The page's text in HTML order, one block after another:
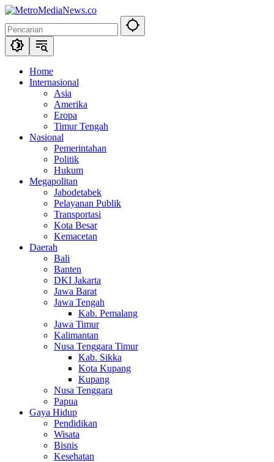
Langsung
konten
Home
Internasional
Asia
Amerika
Eropa
Timur Tengah
Nasional
Pemerintahan
Politik
Hukum
Megapolitan
Jabodetabek
Pelayanan Publik
Transportasi
Kota Besar
Kemacetan
Daerah
Bali
Banten
DKI Jakarta
Jawa Barat
Jawa Tengah
Kab. Pemalang
Jawa Timur
Kalimantan
Nusa Tenggara Timur
Kab. Sikka
Kota Kupang
Kupang
Nusa Tenggara
Papua
Gaya Hidup
Pendidikan
Wisata
Bisnis
Kesehatan